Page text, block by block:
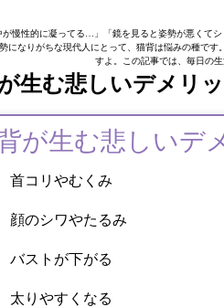
が慢性的に凝ってる…」「鏡を見ると姿勢が悪くて
になりがちな現代人にとって、猫背は悩みの種で
すよ。この記事では、毎日の
生む悲しいデメリ
が生む悲しいデ
首コリやむくみ
顔のシワやたるみ
バストが下がる
太りやすくなる